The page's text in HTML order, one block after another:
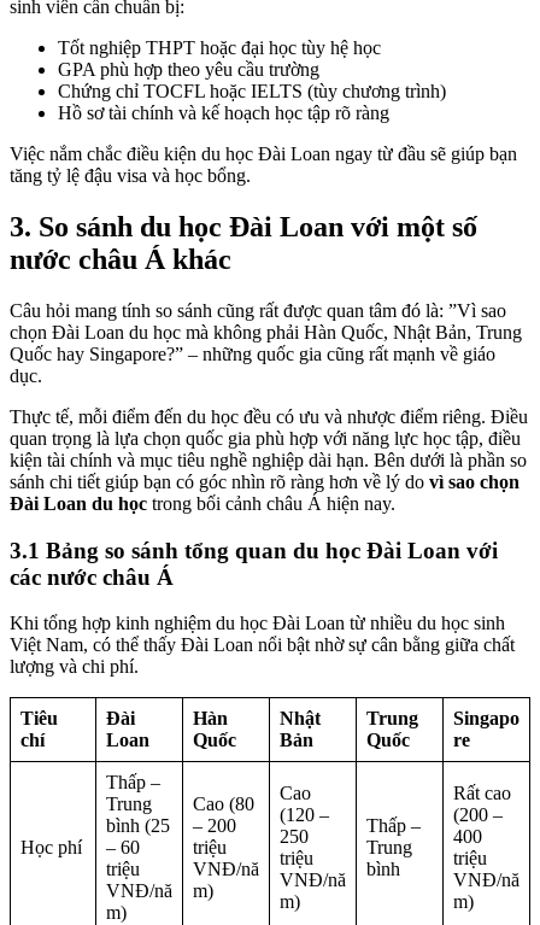
sinh viên cần chuẩn bị:
Tốt nghiệp THPT hoặc đại học tùy hệ học
GPA phù hợp theo yêu cầu trường
Chứng chỉ TOCFL hoặc IELTS (tùy chương trình)
Hồ sơ tài chính và kế hoạch học tập rõ ràng
Việc nắm chắc điều kiện du học Đài Loan ngay từ đầu sẽ giúp bạn
tăng tỷ lệ đậu visa và học bổng.
3. So sánh du học Đài Loan với một số
nước châu Á khác
Câu hỏi mang tính so sánh cũng rất được quan tâm đó là: ”Vì sao
chọn Đài Loan du học mà không phải Hàn Quốc, Nhật Bản, Trung
Quốc hay Singapore?” – những quốc gia cũng rất mạnh về giáo
dục.
Thực tế, mỗi điểm đến du học đều có ưu và nhược điểm riêng. Điều
quan trọng là lựa chọn quốc gia phù hợp với năng lực học tập, điều
kiện tài chính và mục tiêu nghề nghiệp dài hạn. Bên dưới là phần so
sánh chi tiết giúp bạn có góc nhìn rõ ràng hơn về lý do vì sao chọn
Đài Loan du học trong bối cảnh châu Á hiện nay.
3.1 Bảng so sánh tổng quan du học Đài Loan với
các nước châu Á
Khi tổng hợp kinh nghiệm du học Đài Loan từ nhiều du học sinh
Việt Nam, có thể thấy Đài Loan nổi bật nhờ sự cân bằng giữa chất
lượng và chi phí.
Tiêu
chí
Đài
Loan
Hàn
Quốc
Nhật
Bản
Trung
Quốc
Singapo
re
Học phí
Thấp –
Trung
bình (25
– 60
triệu
VNĐ/nă
m)
Cao (80
– 200
triệu
VNĐ/nă
m)
Cao
(120 –
250
triệu
VNĐ/nă
m)
Thấp –
Trung
bình
Rất cao
(200 –
400
triệu
VNĐ/nă
m)